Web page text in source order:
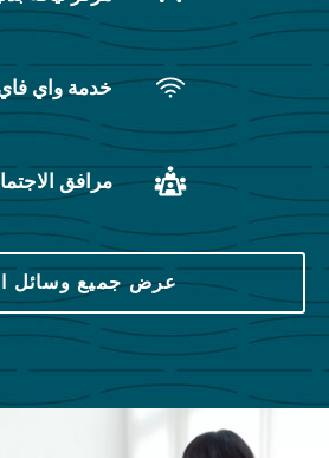
خدمة واي
مرافق
عرض جميع وسائل